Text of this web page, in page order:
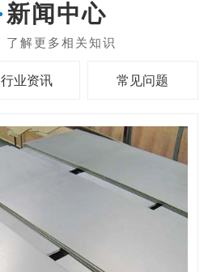
新闻中心
行业资讯 常见问题